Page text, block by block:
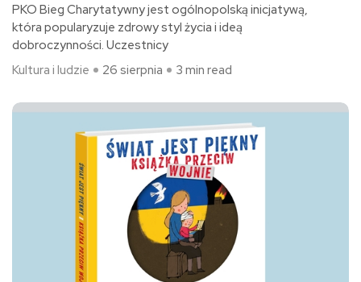
PKO Bieg Charytatywny jest ogólnopolską inicjatywą,
która popularyzuje zdrowy styl życia i ideą
dobroczynności. Uczestnicy
Kultura i ludzie
26 sierpnia 3 min read